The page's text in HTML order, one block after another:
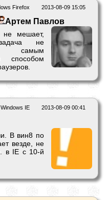
2013-08-09 15:05
Firefox
Артем Павлов
не мешает,
не
самым
способом
2013-08-09 00:41
Windows IE
В вин8 по
везде, не
в IE с 10-й